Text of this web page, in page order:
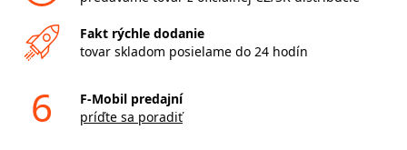
Fakt rýchle dodanie
tovar skladom posielame do 24 hodín
6
F-Mobil predajní
príďte sa poradiť